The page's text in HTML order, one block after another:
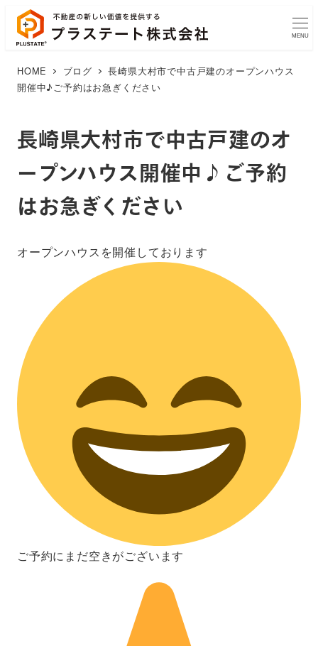
MENU
HOME ブログ
長崎県大村市で中古戸建のオープンハウス
開催中♪ご予約はお急ぎください
長崎県大村市で中古戸建のオ
ープンハウス開催中♪ご予約
はお急ぎください
オープンハウスを開催しております
ご予約にまだ空きがございます